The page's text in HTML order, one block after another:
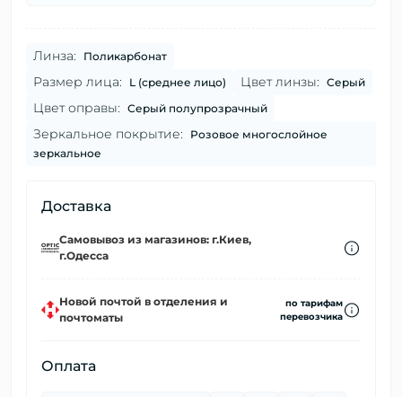
Линза: Поликарбонат
Размер лица: L (среднее лицо) Цвет линзы: Серый
Цвет оправы: Серый полупрозрачный
Зеркальное покрытие:
Розовое многослойное
зеркальное
Доставка
Самовывоз из магазинов: г.Киев,
г.Одесса
Новой почтой в отделения и
почтоматы
по тарифам
перевозчика
Оплата